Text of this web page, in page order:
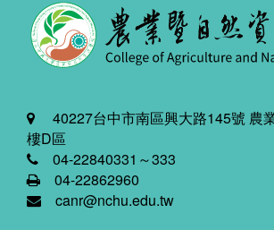
40227台中市南區興大路145號 農
樓D區
04-22840331～333
04-22862960
canr@nchu.edu.tw